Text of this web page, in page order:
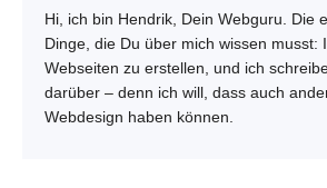
Hi, ich bin Hendrik, Dein Webguru. Die
Dinge, die Du über mich wissen musst:
Webseiten zu erstellen, und ich
darüber – denn ich will, dass auch
Webdesign haben können.